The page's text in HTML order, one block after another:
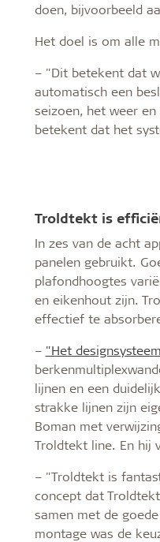
doen, bijvoorbeeld
Het doel is om alle
– "Dit betekent dat
automatisch een
seizoen, het weer
betekent dat het
Troldtekt is
In zes van de acht
panelen gebruikt.
plafondhoogtes
en eikenhout zijn.
effectief te
– "Het
lijnen en een
strakke lijnen zijn
Boman met
Troldtekt line. En hij
– "Troldtekt is
concept dat
samen met de
montage was de